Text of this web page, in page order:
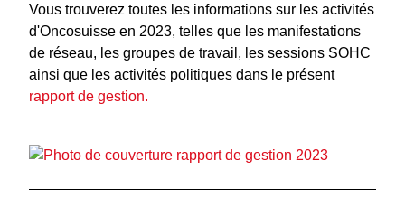
Vous trouverez toutes les informations sur les activités
d'Oncosuisse en 2023, telles que les manifestations
de réseau, les groupes de travail, les sessions SOHC
ainsi que les activités politiques dans le présent
rapport de gestion.